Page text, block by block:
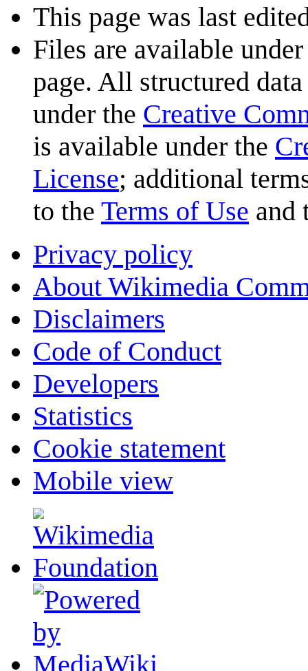
This page was last
Files are available
page. All structured
under the Creative
is available under the
License; additional
to the Terms of Use and
Privacy policy
About Wikimedia
Disclaimers
Code of Conduct
Developers
Statistics
Cookie statement
Mobile view